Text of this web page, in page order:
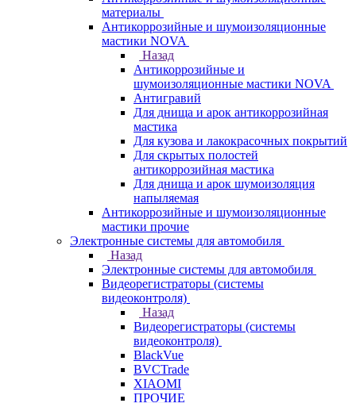
материалы
Антикоррозийные и шумоизоляционные
мастики NOVA
Назад
Антикоррозийные и
шумоизоляционные мастики NOVA
Антигравий
Для днища и арок антикоррозийная
мастика
Для кузова и лакокрасочных покрытий
Для скрытых полостей
антикоррозийная мастика
Для днища и арок шумоизоляция
напыляемая
Антикоррозийные и шумоизоляционные
мастики прочие
Электронные системы для автомобиля
Назад
Электронные системы для автомобиля
Видеорегистраторы (системы
видеоконтроля)
Назад
Видеорегистраторы (системы
видеоконтроля)
BlackVue
BVCTrade
XIAOMI
ПРОЧИЕ